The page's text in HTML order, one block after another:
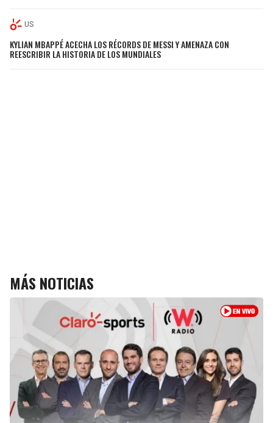
US
KYLIAN MBAPPÉ ACECHA LOS RÉCORDS DE MESSI Y AMENAZA CON
REESCRIBIR LA HISTORIA DE LOS MUNDIALES
MÁS NOTICIAS